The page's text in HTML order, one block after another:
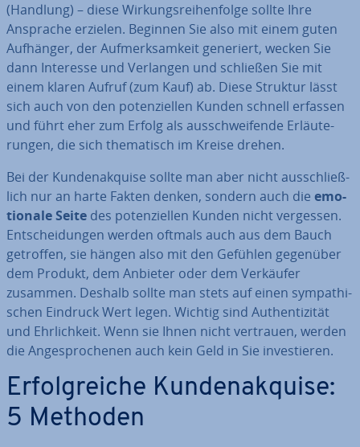
(Handlung) – diese Wir­kungs­rei­hen­fol­ge sollte Ihre
Ansprache erzielen. Beginnen Sie also mit einem guten
Aufhänger, der Auf­merk­sam­keit generiert, wecken Sie
dann Interesse und Verlangen und schließen Sie mit
einem klaren Aufruf (zum Kauf) ab. Diese Struktur lässt
sich auch von den po­ten­zi­el­len Kunden schnell erfassen
und führt eher zum Erfolg als aus­schwei­fen­de Er­läu­te­
run­gen, die sich the­ma­tisch im Kreise drehen.
Bei der Kun­den­ak­qui­se sollte man aber nicht aus­schließ­
lich nur an harte Fakten denken, sondern auch die emo­
tio­na­le Seite des po­ten­zi­el­len Kunden nicht vergessen.
Ent­schei­dun­gen werden oftmals auch aus dem Bauch
getroffen, sie hängen also mit den Gefühlen gegenüber
dem Produkt, dem Anbieter oder dem Verkäufer
zusammen. Deshalb sollte man stets auf einen sym­pa­thi­
schen Eindruck Wert legen. Wichtig sind Au­then­ti­zi­tät
und Ehr­lich­keit. Wenn sie Ihnen nicht vertrauen, werden
die An­ge­spro­che­nen auch kein Geld in Sie in­ves­tie­ren.
Er­folg­rei­che Kun­den­ak­qui­se:
5 Methoden